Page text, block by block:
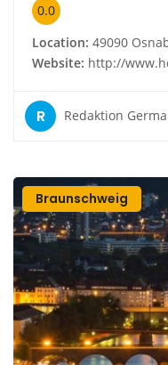
0.0
Location: 49090
Website: http://
R Redaktion
Braunschweig